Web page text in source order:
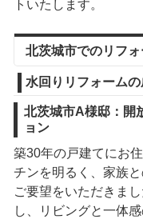
トいたします。
北茨城市でのリフォ
水回りリフォームの
北茨城市A様邸：開
ョン
築30年の戸建てにお
チンを明るく、家族
ご要望をいただきま
し、リビングと一体